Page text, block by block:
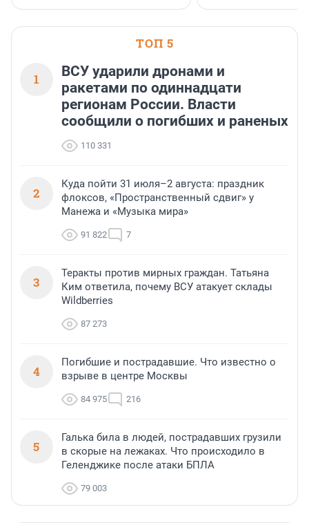
застройщик
области».
ТОП 5
1
ВСУ ударили дронами и
ракетами по одиннадцати
регионам России. Власти
сообщили о погибших и раненых
110 331
2
Куда пойти 31 июля–2 августа: праздник
флоксов, «Пространственный сдвиг» у
Манежа и «Музыка мира»
91 822 7
3
Теракты против мирных граждан. Татьяна
Ким ответила, почему ВСУ атакует склады
Wildberries
87 273
4
Погибшие и пострадавшие. Что известно о
взрыве в центре Москвы
84 975 216
5
Галька била в людей, пострадавших грузили
в скорые на лежаках. Что происходило в
Геленджике после атаки БПЛА
79 003